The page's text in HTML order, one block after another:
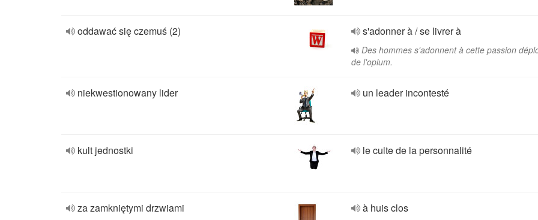
oddawać się czemuś (2) s'adonner à / se livrer à
Des hommes s'adonnent à cette passion
de l'opium.
niekwestionowany lider un leader incontesté
kult jednostki le culte de la personnalité
za zamkniętymi drzwiami à huis clos